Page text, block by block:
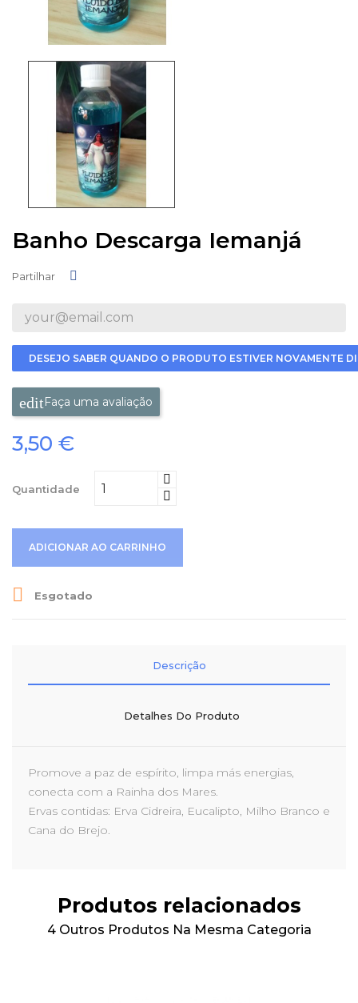
Banho Descarga Iemanjá
Partilhar
DESEJO SABER QUANDO O PRODUTO ESTIVER NOVAMENTE
Faça uma avaliação
3,50 €
Quantidade
ADICIONAR AO CARRINHO
 Esgotado
Descrição
Detalhes Do Produto
Promove a paz de espírito, limpa más energias,
conecta com a Rainha dos Mares.
Ervas contidas: Erva Cidreira, Eucalipto, Milho Branco e
Cana do Brejo.
Produtos relacionados
4 Outros Produtos Na Mesma Categoria